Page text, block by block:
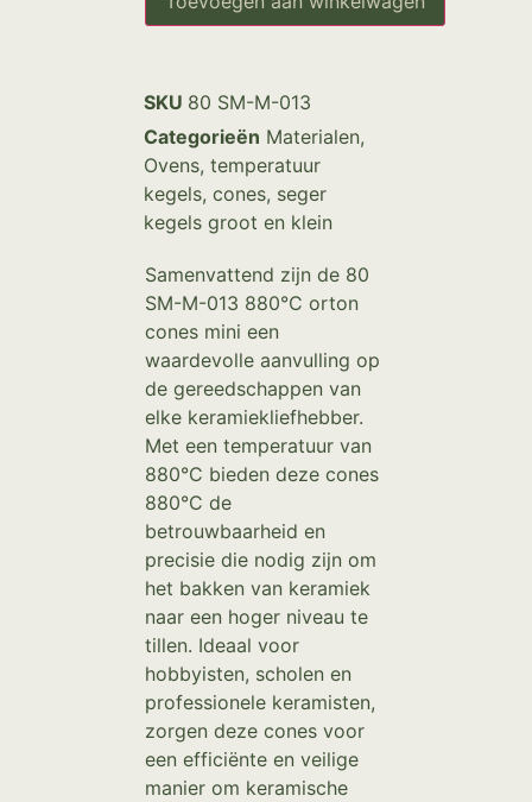
SKU 80 SM-M-013
Categorieën Materialen,
Ovens, temperatuur
kegels, cones, seger
kegels groot en klein
Samenvattend zijn de 80
SM-M-013 880°C orton
cones mini een
waardevolle aanvulling op
de gereedschappen van
elke keramiekliefhebber.
Met een temperatuur van
880°C bieden deze cones
880°C de
betrouwbaarheid en
precisie die nodig zijn om
het bakken van keramiek
naar een hoger niveau te
tillen. Ideaal voor
hobbyisten, scholen en
professionele keramisten,
zorgen deze cones voor
een efficiënte en veilige
manier om keramische